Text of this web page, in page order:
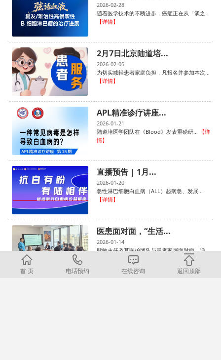
2026-02-28
随着医学技术的不断进步，癌症正在从「谈之...
【详情】
2月7日北京陆道培...
2026-02-05
为切实减轻患者家庭负担，凡报名并参加本次...
【详情】
APL精准诊疗讲座...
2026-01-21
陆道培医学团队在《Blood》发表重磅研...
【详
情】
直播预告 | 1月...
2026-01-20
急性淋巴细胞白血病（ALL）起病急、发展...
【详情】
医患面对面，“生活...
2026-01-14
熊敏主任及其医护团队与患者家属面对面，通...
首 页 电话预约 在线咨询 返回顶部